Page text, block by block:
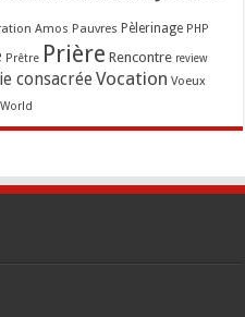
Amos Pauvres Pèlerinage PHP
Prêtre Prière Rencontre review
consacrée Vocation Voeux
World